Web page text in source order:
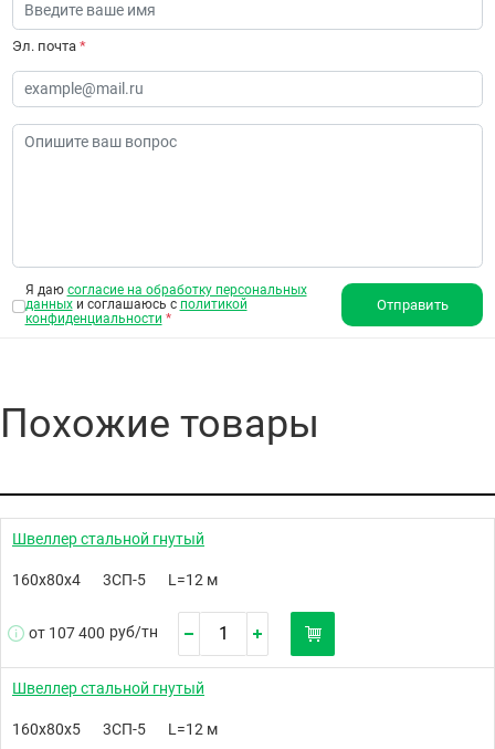
Эл. почта *
Я даю согласие на обработку персональных
данныхи соглашаюсь с политикой
конфиденциальности *
Отправить
Похожие товары
Швеллер стальной гнутый
160х80х4 3СП-5 L=12 м
от 107 400 руб/тн
Швеллер стальной гнутый
160х80х5 3СП-5 L=12 м